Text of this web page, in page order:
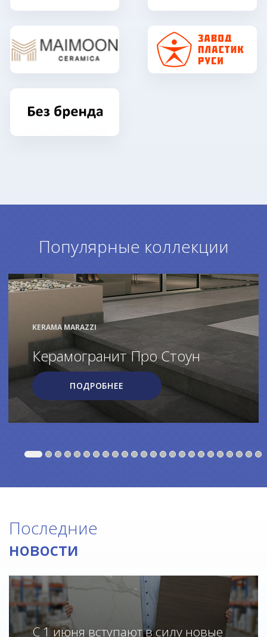
Популярные коллекции
KERAMA MARAZZI
Керамогранит Про Стоун
ПОДРОБНЕЕ
Последние
новости
С 1 июня вступают в силу новые